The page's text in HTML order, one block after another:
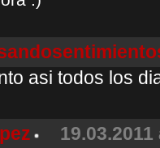
asi todos los